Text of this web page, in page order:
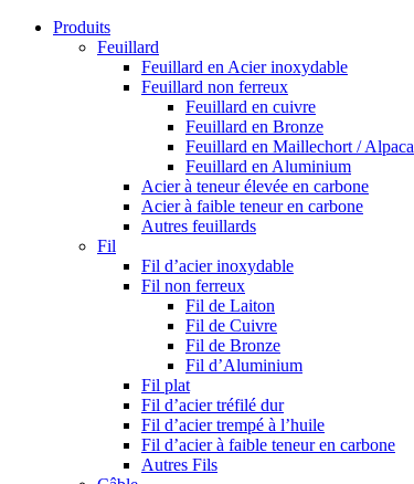
Produits
Feuillard
Feuillard en Acier inoxydable
Feuillard non ferreux
Feuillard en cuivre
Feuillard en Bronze
Feuillard en Maillechort / Alpaca
Feuillard en Aluminium
Acier à teneur élevée en carbone
Acier à faible teneur en carbone
Autres feuillards
Fil
Fil d’acier inoxydable
Fil non ferreux
Fil de Laiton
Fil de Cuivre
Fil de Bronze
Fil d’Aluminium
Fil plat
Fil d’acier tréfilé dur
Fil d’acier trempé à l’huile
Fil d’acier à faible teneur en carbone
Autres Fils